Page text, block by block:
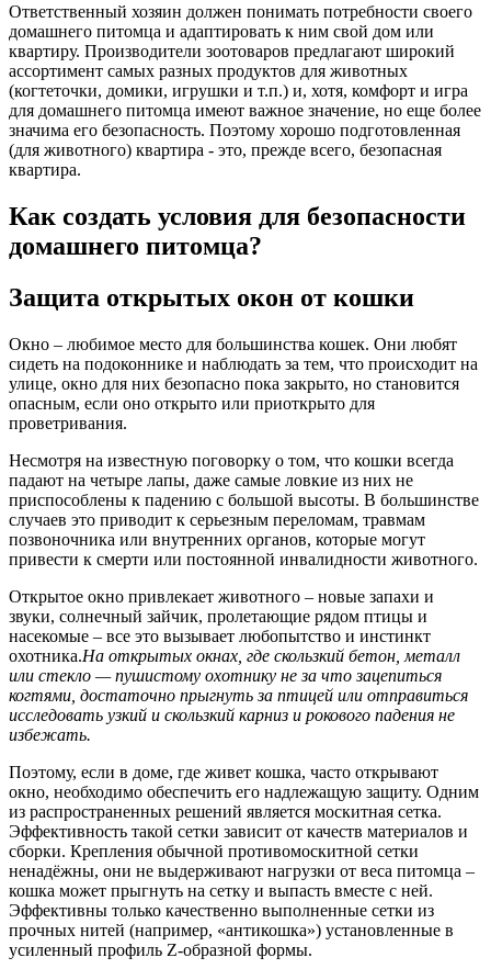
Ответственный хозяин должен понимать потребности своего
домашнего питомца и адаптировать к ним свой дом или
квартиру. Производители зоотоваров предлагают широкий
ассортимент самых разных продуктов для животных
(когтеточки, домики, игрушки и т.п.) и, хотя, комфорт и игра
для домашнего питомца имеют важное значение, но еще более
значима его безопасность. Поэтому хорошо подготовленная
(для животного) квартира - это, прежде всего, безопасная
квартира.
Как создать условия для безопасности
домашнего питомца?
Защита открытых окон от кошки
Окно – любимое место для большинства кошек. Они любят
сидеть на подоконнике и наблюдать за тем, что происходит на
улице, окно для них безопасно пока закрыто, но становится
опасным, если оно открыто или приоткрыто для
проветривания.
Несмотря на известную поговорку о том, что кошки всегда
падают на четыре лапы, даже самые ловкие из них не
приспособлены к падению с большой высоты. В большинстве
случаев это приводит к серьезным переломам, травмам
позвоночника или внутренних органов, которые могут
привести к смерти или постоянной инвалидности животного.
Открытое окно привлекает животного – новые запахи и
звуки, солнечный зайчик, пролетающие рядом птицы и
насекомые – все это вызывает любопытство и инстинкт
охотника.На открытых окнах, где скользкий бетон, металл
или стекло — пушистому охотнику не за что зацепиться
когтями, достаточно прыгнуть за птицей или отправиться
исследовать узкий и скользкий карниз и рокового падения не
избежать.
Поэтому, если в доме, где живет кошка, часто открывают
окно, необходимо обеспечить его надлежащую защиту. Одним
из распространенных решений является москитная сетка.
Эффективность такой сетки зависит от качеств материалов и
сборки. Крепления обычной противомоскитной сетки
ненадёжны, они не выдерживают нагрузки от веса питомца –
кошка может прыгнуть на сетку и выпасть вместе с ней.
Эффективны только качественно выполненные сетки из
прочных нитей (например, «антикошка») установленные в
усиленный профиль Z-образной формы.